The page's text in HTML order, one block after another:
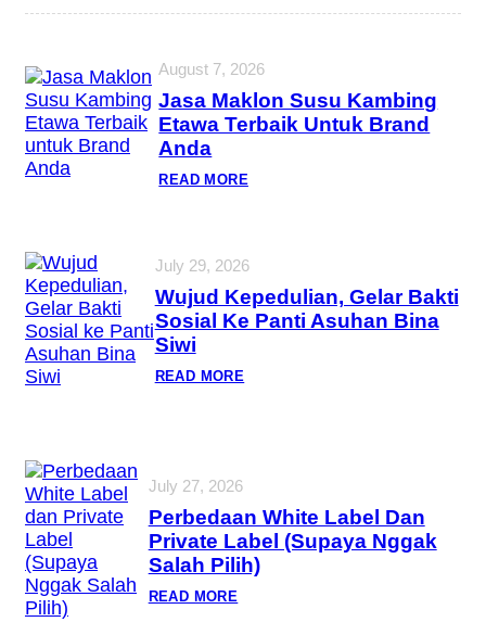
August 7, 2026
Jasa Maklon Susu Kambing
Etawa Terbaik Untuk Brand
Anda
READ MORE
July 29, 2026
Wujud Kepedulian, Gelar Bakti
Sosial Ke Panti Asuhan Bina
Siwi
READ MORE
July 27, 2026
Perbedaan White Label Dan
Private Label (Supaya Nggak
Salah Pilih)
READ MORE